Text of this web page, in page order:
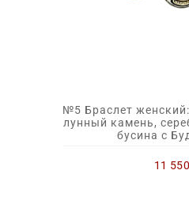
№5 Браслет
лунный камень,
бусина с
11 550